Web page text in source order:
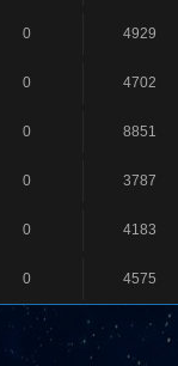
0 4929
0 4702
0 8851
0 3787
0 4183
0 4575